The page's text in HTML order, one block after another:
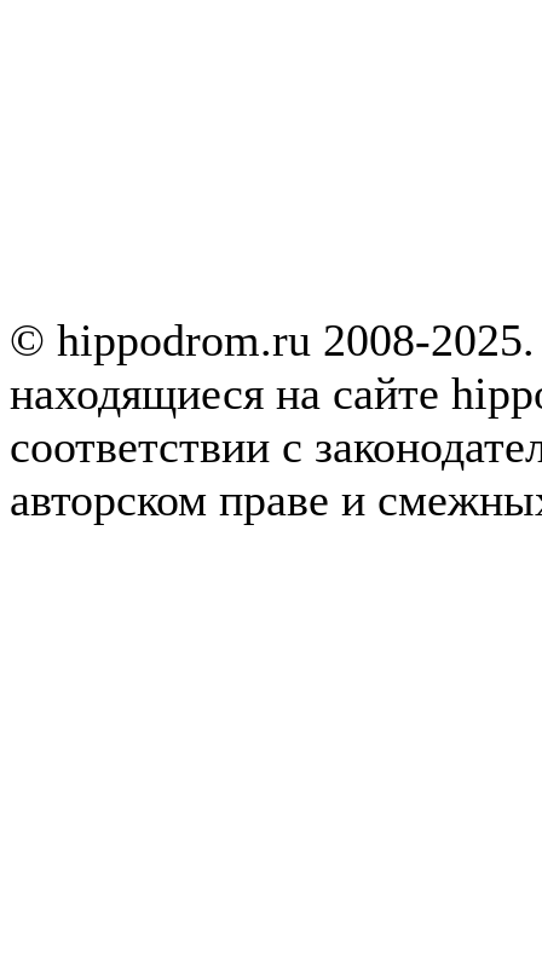
© hippodrom.ru 2008-
находящиеся на сайте
соответствии с
авторском праве и